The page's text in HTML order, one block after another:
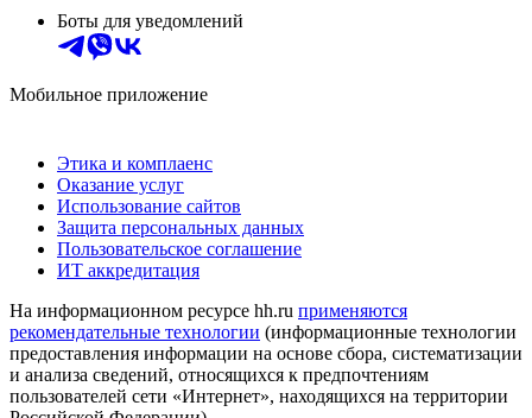
Боты для уведомлений
Мобильное приложение
Этика и комплаенс
Оказание услуг
Использование сайтов
Защита персональных данных
Пользовательское соглашение
ИТ аккредитация
На информационном ресурсе hh.ru применяются
рекомендательные технологии (информационные технологии
предоставления информации на основе сбора, систематизации
и анализа сведений, относящихся к предпочтениям
пользователей сети «Интернет», находящихся на территории